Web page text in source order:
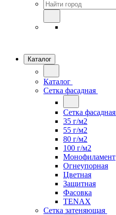
Каталог
Каталог
Сетка фасадная
Сетка фасадная
35 г/м2
55 г/м2
80 г/м2
100 г/м2
Монофиламент
Огнеупорная
Цветная
Защитная
Фасовка
TENAX
Сетка затеняющая